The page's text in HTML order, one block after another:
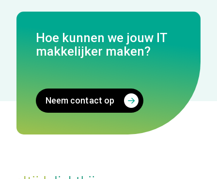
Hoe kunnen we jouw IT
makkelijker maken?
Neem contact op